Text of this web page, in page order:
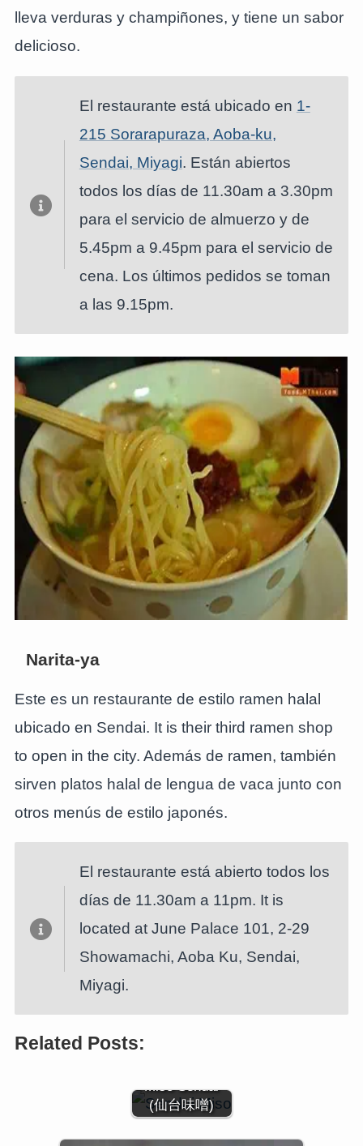
lleva verduras y champiñones, y tiene un sabor
delicioso.
El restaurante está ubicado en 1-
215 Sorarapuraza, Aoba-ku,
Sendai, Miyagi. Están abiertos
todos los días de 11.30am a 3.30pm
para el servicio de almuerzo y de
5.45pm a 9.45pm para el servicio de
cena. Los últimos pedidos se toman
a las 9.15pm.
Narita-ya
Este es un restaurante de estilo ramen halal
ubicado en Sendai. It is their third ramen shop
to open in the city. Además de ramen, también
sirven platos halal de lengua de vaca junto con
otros menús de estilo japonés.
El restaurante está abierto todos los
días de 11.30am a 11pm. It is
located at June Palace 101, 2-29
Showamachi, Aoba Ku, Sendai,
Miyagi.
Related Posts:
Miso Sendai
(仙台味噌)